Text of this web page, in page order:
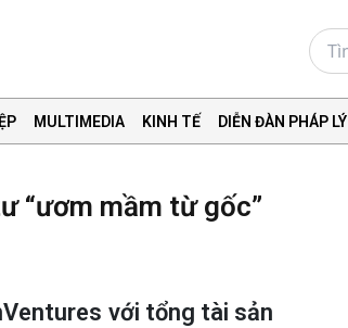
MULTIMEDIA KINH TẾ DIỄN ĐÀN PHÁP LÝ
“ươm mầm từ gốc”
với tổng tài sản